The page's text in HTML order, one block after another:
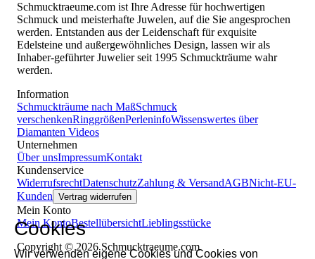
Schmucktraeume.com ist Ihre Adresse für hochwertigen
Schmuck und meisterhafte Juwelen, auf die Sie angesprochen
werden. Entstanden aus der Leidenschaft für exquisite
Edelsteine und außergewöhnliches Design, lassen wir als
Inhaber-geführter Juwelier seit 1995 Schmuckträume wahr
werden.
Information
Schmuckträume nach MaßSchmuck
verschenkenRinggrößenPerleninfoWissenswertes über
Diamanten Videos
Unternehmen
Über unsImpressumKontakt
Kundenservice
WiderrufsrechtDatenschutzZahlung & VersandAGBNicht-EU-
Kunden Vertrag widerrufen
Mein Konto
Mein KontoBestellübersichtLieblingsstücke
Copyright © 2026 Schmucktraeume.com
Cookies
Wir verwenden eigene Cookies und Cookies von